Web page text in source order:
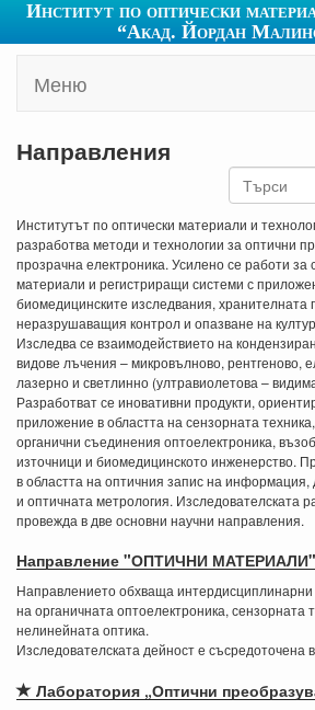
Институт по оптически
“Акад. Йордан
Меню
Направления
Институтът по оптически материали и
разработва методи и технологии за оптични
прозрачна електроника. Усилено се работи за
материали и регистриращи системи с
биомедицинските изследвания,
неразрушаващия контрол и опазване на
Изследва се взаимодействието на
видове лъчения – микровълново, рентгеново,
лазерно и светлинно (ултравиолетова –
Разработват се иновативни продукти,
приложение в областта на сензорната
органични съединения оптоелектроника,
източници и биомедицинското инженерство.
в областта на оптичния запис на
и оптичната метрология. Изследователската
провежда в две основни научни направления.
Направление "ОПТИЧНИ МАТЕРИАЛИ"
Направлението обхваща интердисциплинарни
на органичната оптоелектроника, сензорната
нелинейната оптика.
Изследователската дейност е съсредоточена
Лаборатория „Оптични